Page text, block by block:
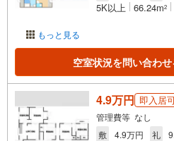
もっと見る
5K以上 66.24m2
空室状況を問い合わせ
4.9万円 即入居
管理費等 なし
敷
4.9万円 礼